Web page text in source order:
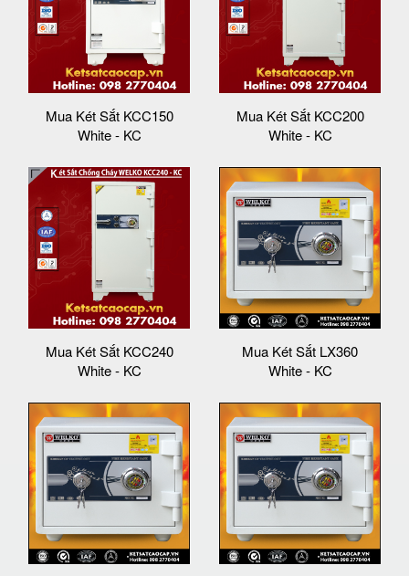
Mua Két Sắt KCC150
White - KC
Mua Két Sắt KCC200
White - KC
Mua Két Sắt KCC240
White - KC
Mua Két Sắt LX360
White - KC